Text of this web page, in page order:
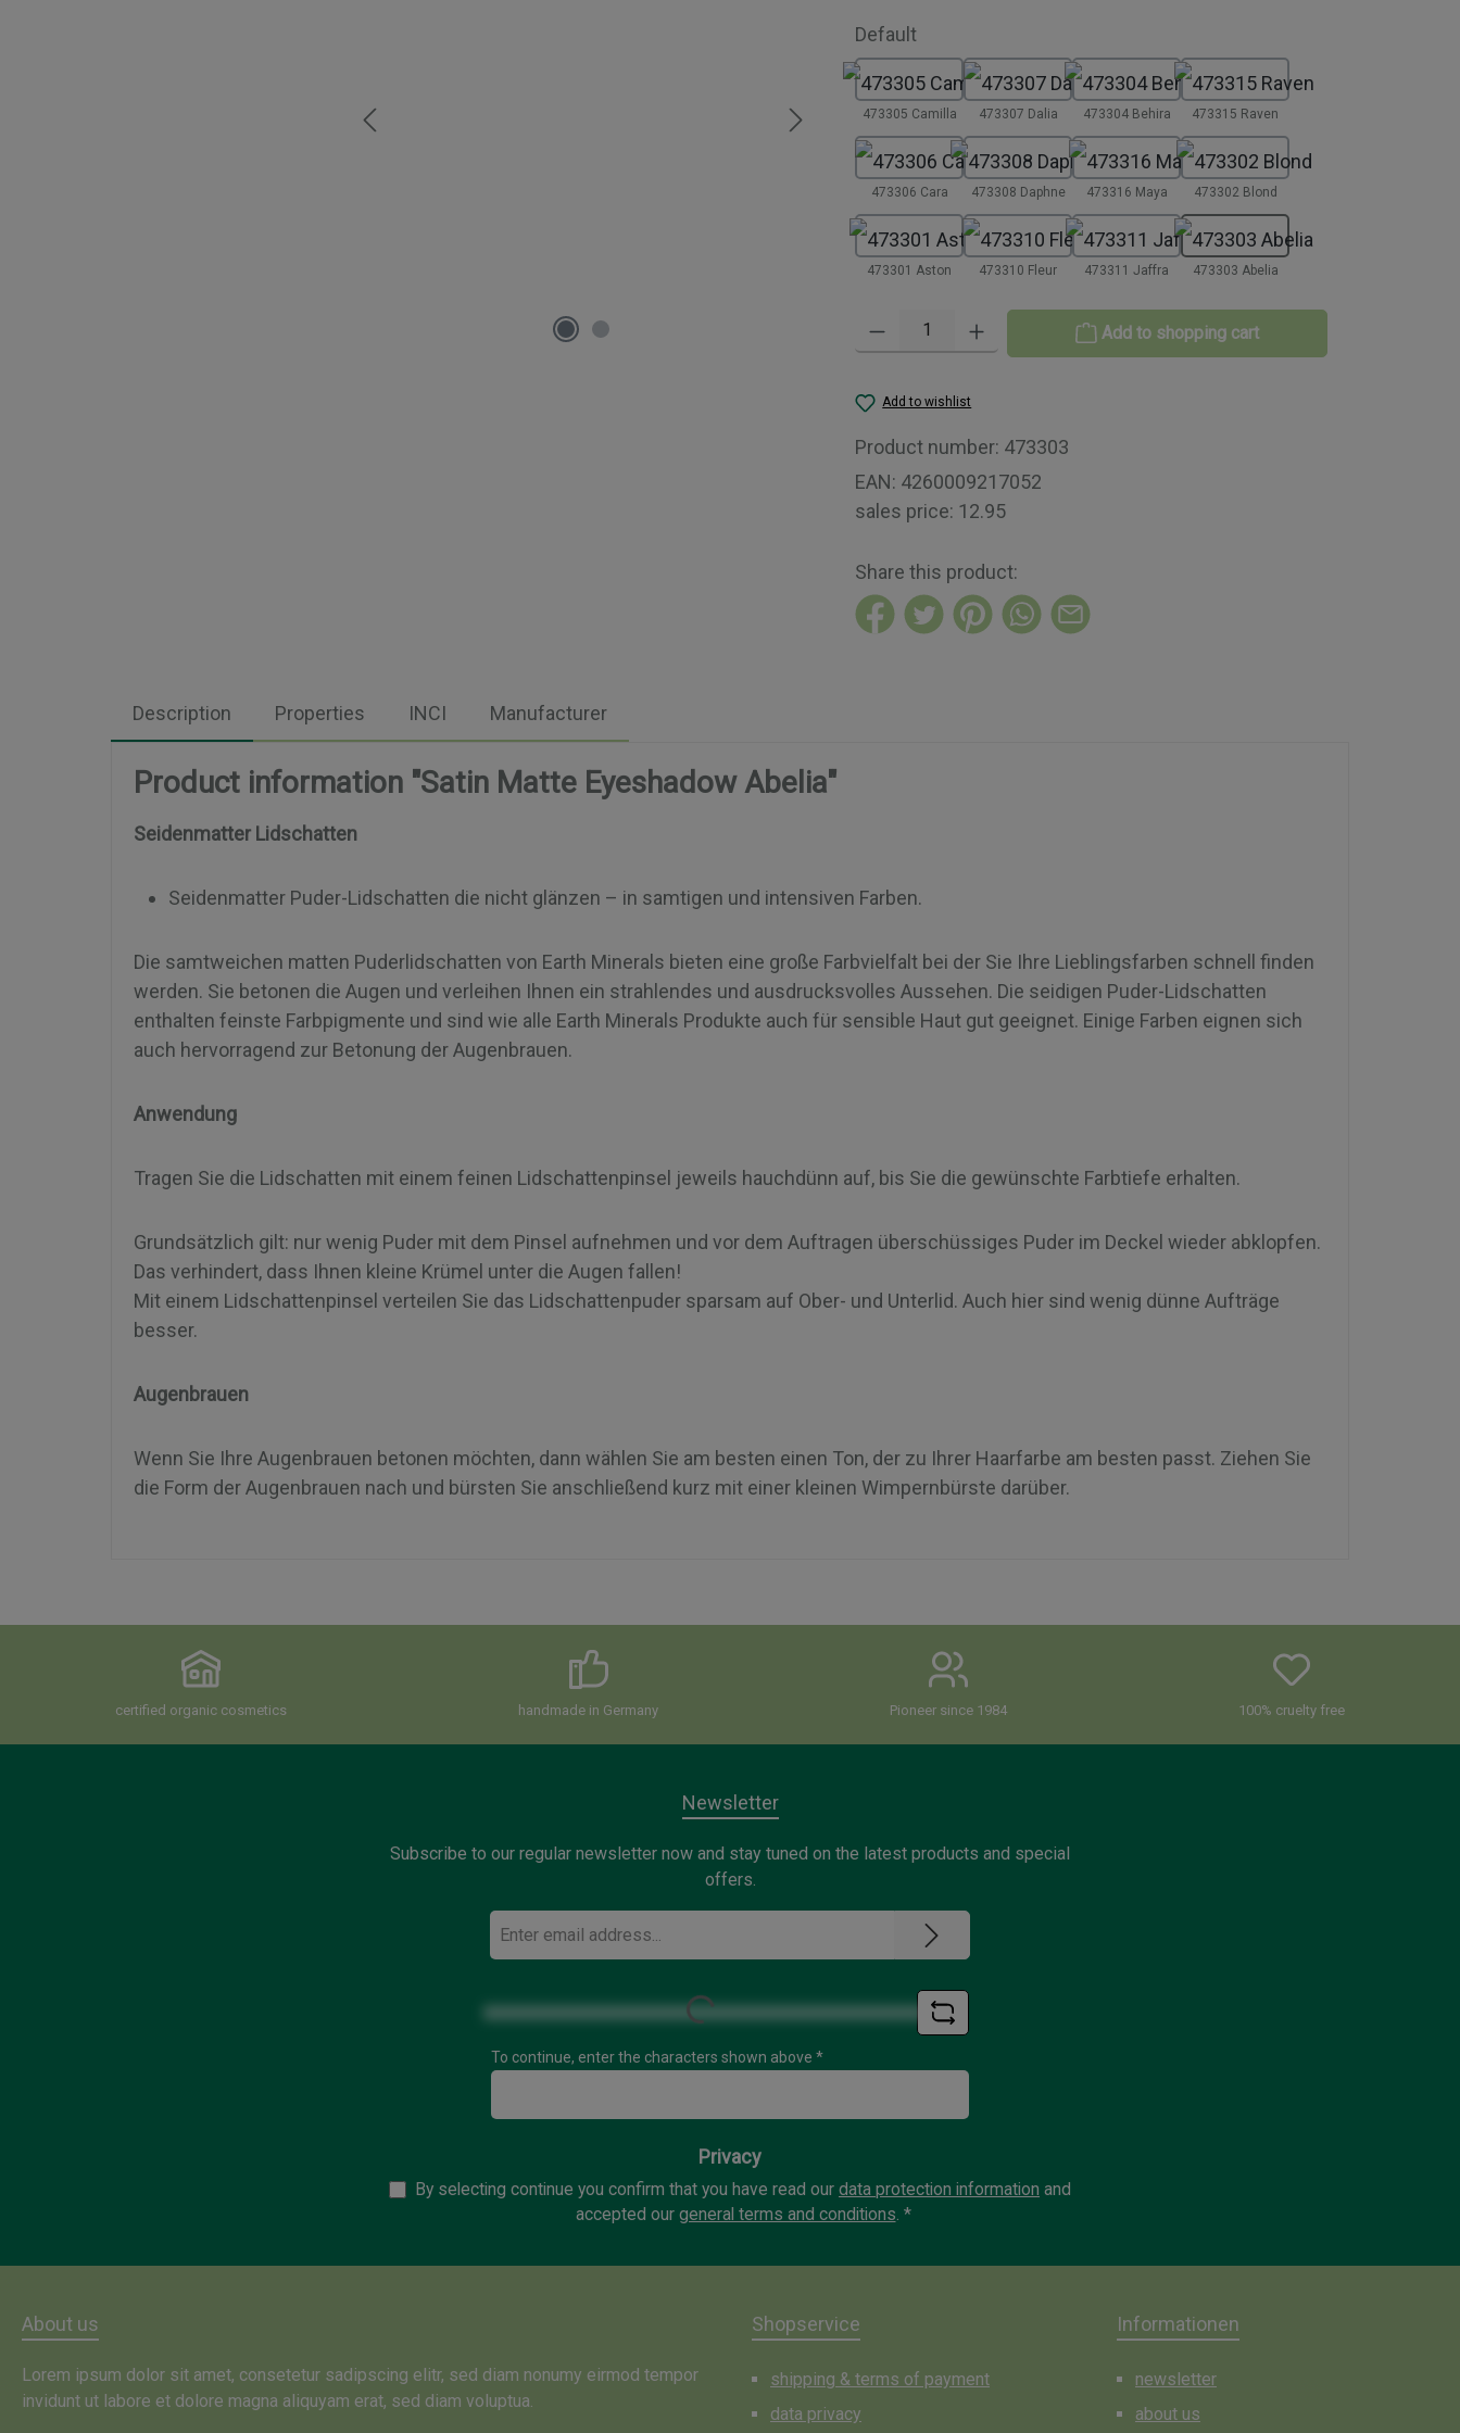
Select
Default
473305 Camilla 473307 Dalia 473304 Behira 473315 Raven
473306 Cara 473308 Daphne 473316 Maya 473302 Blond
473301 Aston 473310 Fleur 473311 Jaffra 473303 Abelia
Product Quantity: Enter the desired amount or use the buttons to increase or decrease
Add to shopping cart
Add to wishlist
Product number: 473303
EAN: 4260009217052
sales price: 12.95
Share this product:
Description Properties INCI Manufacturer
Product information "Satin Matte Eyeshadow Abelia"
Seidenmatter Lidschatten
Seidenmatter Puder-Lidschatten die nicht glänzen – in samtigen und intensiven Farben.
Die samtweichen matten Puderlidschatten von Earth Minerals bieten eine große Farbvielfalt bei der Sie Ihre Lieblingsfarben schnell finden
werden. Sie betonen die Augen und verleihen Ihnen ein strahlendes und ausdrucksvolles Aussehen. Die seidigen Puder-Lidschatten
enthalten feinste Farbpigmente und sind wie alle Earth Minerals Produkte auch für sensible Haut gut geeignet. Einige Farben eignen sich
auch hervorragend zur Betonung der Augenbrauen.
Anwendung
Tragen Sie die Lidschatten mit einem feinen Lidschattenpinsel jeweils hauchdünn auf, bis Sie die gewünschte Farbtiefe erhalten.
Grundsätzlich gilt: nur wenig Puder mit dem Pinsel aufnehmen und vor dem Auftragen überschüssiges Puder im Deckel wieder abklopfen.
Das verhindert, dass Ihnen kleine Krümel unter die Augen fallen!
Mit einem Lidschattenpinsel verteilen Sie das Lidschattenpuder sparsam auf Ober- und Unterlid. Auch hier sind wenig dünne Aufträge
besser.
Augenbrauen
Wenn Sie Ihre Augenbrauen betonen möchten, dann wählen Sie am besten einen Ton, der zu Ihrer Haarfarbe am besten passt. Ziehen Sie
die Form der Augenbrauen nach und bürsten Sie anschließend kurz mit einer kleinen Wimpernbürste darüber.
certified organic cosmetics handmade in Germany Pioneer since 1984 100% cruelty free
Newsletter
Subscribe to our regular newsletter now and stay tuned on the latest products and special
offers.
address
Loading...
To continue, enter the characters shown above *
Privacy
By selecting continue you confirm that you have read our data protection information and
accepted our general terms and conditions. *
About us
Lorem ipsum dolor sit amet, consetetur sadipscing elitr, sed diam nonumy eirmod tempor
invidunt ut labore et dolore magna aliquyam erat, sed diam voluptua.
Shopservice
shipping & terms of payment
data privacy
Informationen
newsletter
about us